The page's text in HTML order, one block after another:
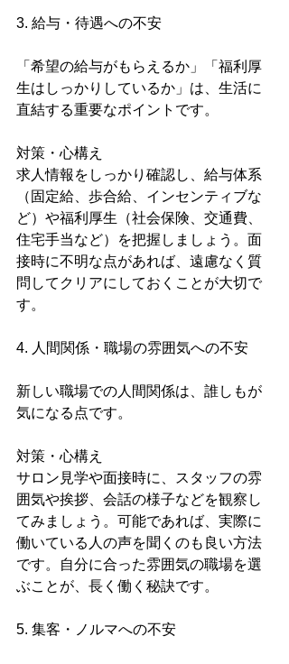
3. 給与・待遇への不安
「希望の給与がもらえるか」「福利厚
生はしっかりしているか」は、生活に
直結する重要なポイントです。
対策・心構え
求人情報をしっかり確認し、給与体系
（固定給、歩合給、インセンティブな
ど）や福利厚生（社会保険、交通費、
住宅手当など）を把握しましょう。面
接時に不明な点があれば、遠慮なく質
問してクリアにしておくことが大切で
す。
4. 人間関係・職場の雰囲気への不安
新しい職場での人間関係は、誰しもが
気になる点です。
対策・心構え
サロン見学や面接時に、スタッフの雰
囲気や挨拶、会話の様子などを観察し
てみましょう。可能であれば、実際に
働いている人の声を聞くのも良い方法
です。自分に合った雰囲気の職場を選
ぶことが、長く働く秘訣です。
5. 集客・ノルマへの不安